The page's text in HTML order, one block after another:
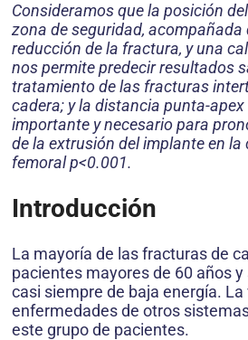
Consideramos que la posición
zona de seguridad, acompañada
reducción de la fractura, y una
nos permite predecir resultados
tratamiento de las fracturas
cadera; y la distancia punta-apex
importante y necesario para
de la extrusión del implante en la
femoral p<0.001.
Introducción
La mayoría de las fracturas de
pacientes mayores de 60 años
casi siempre de baja energía.
enfermedades de otros
este grupo de pacientes.